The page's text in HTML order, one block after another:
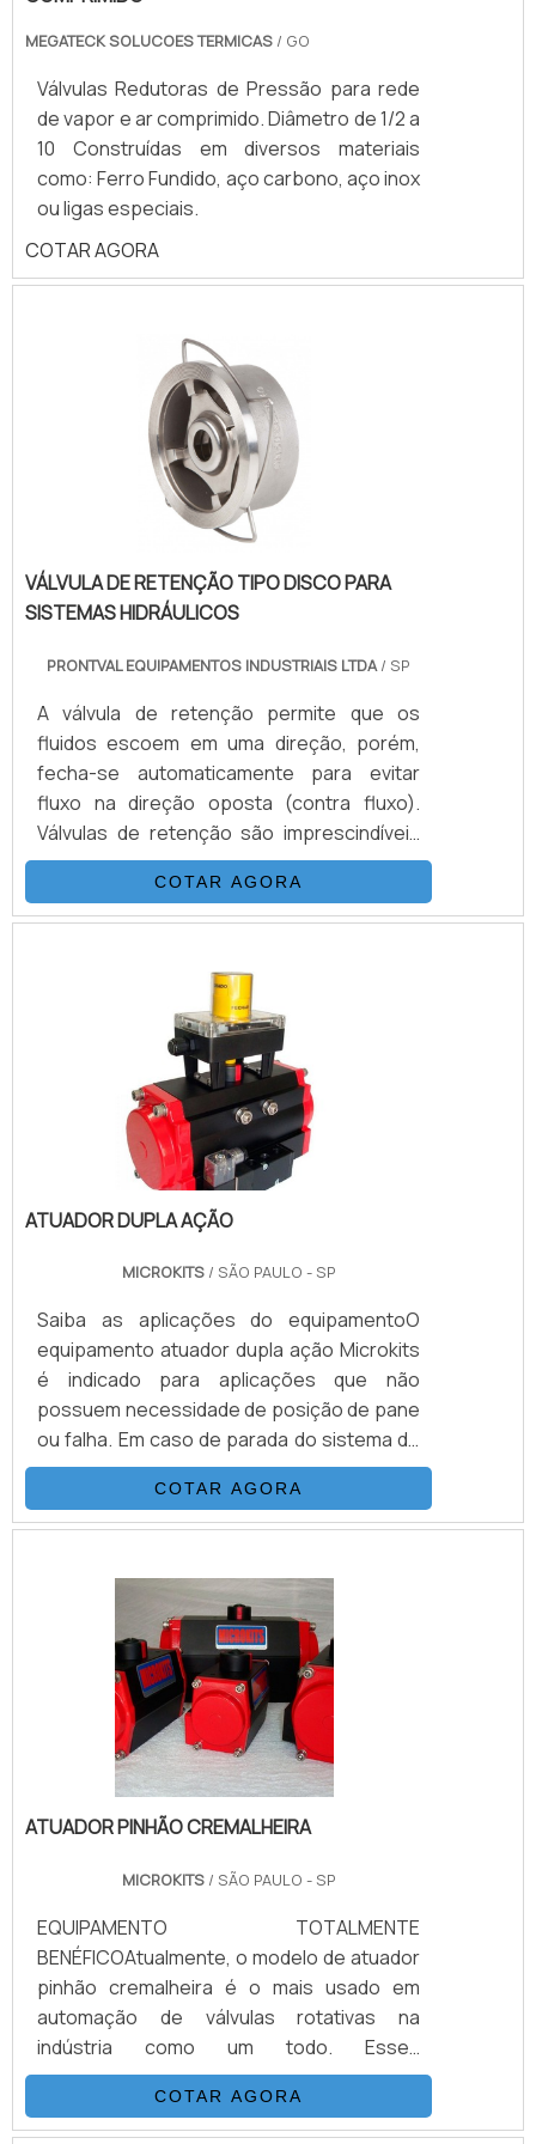
MEGATECK SOLUCOES TERMICAS / GO
Válvulas Redutoras de Pressão para rede
de vapor e ar comprimido. Diâmetro de 1/2 a
10 Construídas em diversos materiais
como: Ferro Fundido, aço carbono, aço inox
ou ligas especiais.
COTAR AGORA
VÁLVULA DE RETENÇÃO TIPO DISCO PARA
SISTEMAS HIDRÁULICOS
PRONTVAL EQUIPAMENTOS INDUSTRIAIS LTDA/ SP
A válvula de retenção permite que os
fluidos escoem em uma direção, porém,
fecha-se automaticamente para evitar
fluxo na direção oposta (contra fluxo).
Válvulas de retenção são imprescindíveis
para evitar danos a linha fluídica.
COTAR AGORA
ATUADOR DUPLA AÇÃO
MICROKITS/ SÃO PAULO - SP
Saiba as aplicações do equipamentoO
equipamento atuador dupla ação Microkits
é indicado para aplicações que não
possuem necessidade de posição de pane
ou falha. Em caso de parada do sistema de
ar comprimido, o equipamento
permanecerá em sua última posição, desde
que isto não traga nenhum risco a
processos.Os equipamentos são
reconhecidos em todo o Brasil por sua
excelência em qualidade e custo-benefício,
com o melhor prazo de entrega do
mercado atual.Característica.
COTAR AGORA
ATUADOR PINHÃO CREMALHEIRA
MICROKITS/ SÃO PAULO - SP
EQUIPAMENTO TOTALMENTE
BENÉFICOAtualmente, o modelo de atuador
pinhão cremalheira é o mais usado em
automação de válvulas rotativas na
indústria como um todo. Esses
equipamentos são relativamente simples
em sua concepção, de fácil ou pouca
manutenção, e com um aspecto geral
COTAR AGORA